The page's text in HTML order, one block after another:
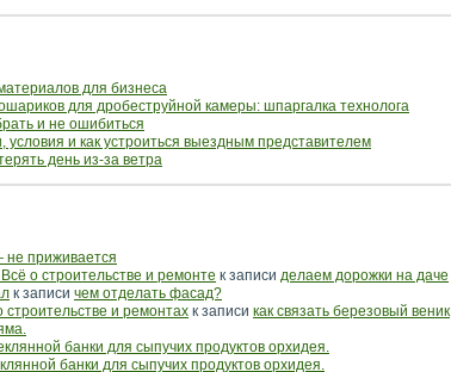
для бизнеса
для дробеструйной камеры: шпаргалка технолога
и не ошибиться
и как устроиться выездным представителем
день из-за ветра
не приживается
о строительстве и ремонте к записи делаем дорожки на даче
к записи чем отделать фасад?
и ремонтах к записи как связать березовый веник
банки для сыпучих продуктов орхидея.
банки для сыпучих продуктов орхидея.